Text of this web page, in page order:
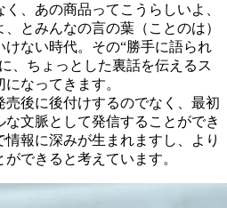
、あの商品ってこうらしいよ、
とみんなの言の葉（ことのは）
ない時代。その“勝手に語られ
、ちょっとした裏話を伝えるス
なってきます。
後に後付けするのでなく、最初
文脈として発信することができ
報に深みが生まれますし、より
できると考えています。